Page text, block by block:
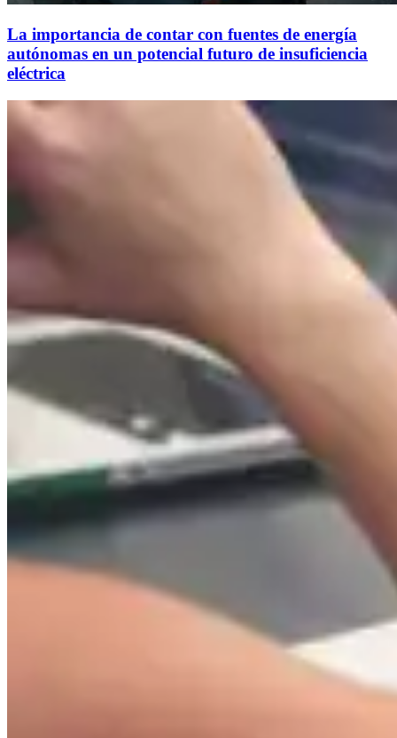
La importancia de contar con fuentes de energía
autónomas en un potencial futuro de insuficiencia
eléctrica